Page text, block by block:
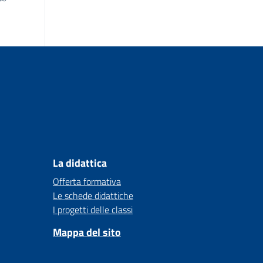
La didattica
Offerta formativa
Le schede didattiche
I progetti delle classi
Mappa del sito